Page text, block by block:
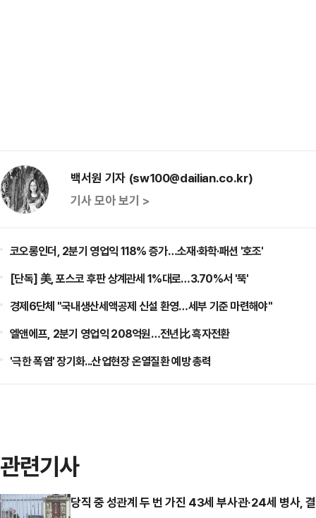
백서원 기자 (sw100@dailian.co.kr)
기사 모아 보기 >
코오롱인더, 2분기 영업익 118% 증가…소재·화학·패션 '호조'
[단독] 美, 포스코 후판 상계관세 1%대로…3.70%서 '뚝'
경제6단체 "국내생산세액공제 신설 환영…세부 기준 마련해야"
엘앤에프, 2분기 영업익 208억원…전년比 흑자전환
'극한 폭염' 장기화...산업현장 온열질환 예방 총력
관련기사
당직 중 성관계 두 번 가진 43세 부사관·24세 병사,